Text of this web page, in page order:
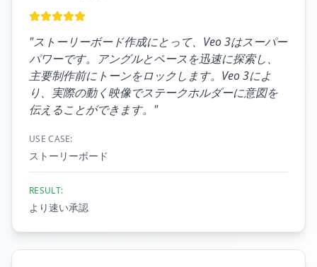
"ストーリーボード作成にとって、Veo 3はスーパー
パワーです。アングルとペースを迅速に探索し、
主要制作前にトーンをロックします。Veo 3によ
り、実際の動く映像でステークホルダーに意図を
伝えることができます。 "
USE CASE:
ストーリーボード
RESULT:
より速い承認